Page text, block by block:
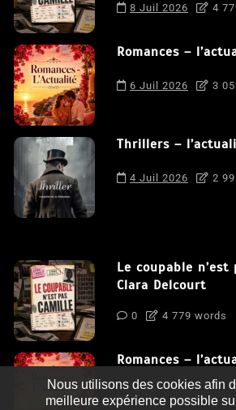
8 Juil 2026 4
Romances –
6 Juil 2026 3
Thrillers –
4 Juil 2026 2
Le coupable n’est
Clara Delcourt
0 4 779 words
Romances –
0 3 052 words
Nous utilisons des cookies afin
meilleure expérience possible